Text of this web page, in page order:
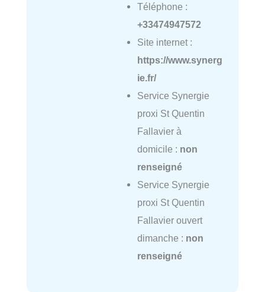
Téléphone :
+33474947572
Site internet :
https://www.synerg
ie.fr/
Service Synergie
proxi St Quentin
Fallavier à
domicile : non
renseigné
Service Synergie
proxi St Quentin
Fallavier ouvert
dimanche : non
renseigné